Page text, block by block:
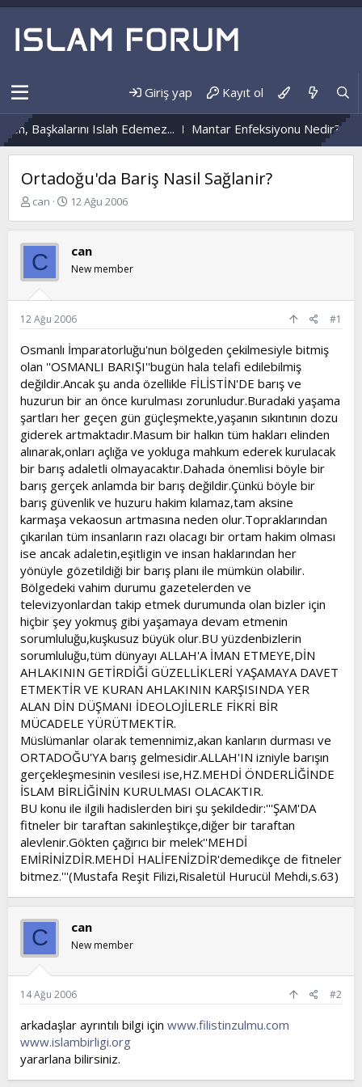
Giriş yap Kayıt ol
Başkalarını Islah Edemez... Mantar Enfeksiyonu Nedir?
Ortadoğu'da Bariş Nasil Sağlanir?
K
b
u
y
u
b
a
l
t
a
n
can
B
a
n
ı
ç
a
r
i
h
i
12 Ağu 2006
C can
New member
12 Ağu 2006 #1
Osmanlı İmparatorluğu'nun bölgeden çekilmesiyle bitmiş
olan ''OSMANLI BARIŞI''bugün hala telafi edilebilmiş
değildir.Ancak şu anda özellikle FİLİSTİN'DE barış ve
huzurun bir an önce kurulması zorunludur.Buradaki yaşama
şartları her geçen gün güçleşmekte,yaşanın sıkıntının dozu
giderek artmaktadır.Masum bir halkın tüm hakları elinden
alınarak,onları açlığa ve yokluga mahkum ederek kurulacak
bir barış adaletli olmayacaktır.Dahada önemlisi böyle bir
barış gerçek anlamda bir barış değildir.Çünkü böyle bir
barış güvenlik ve huzuru hakim kılamaz,tam aksine
karmaşa vekaosun artmasına neden olur.Topraklarından
çıkarılan tüm insanların razı olacagı bir ortam hakim olması
ise ancak adaletin,eşitligin ve insan haklarından her
yönüyle gözetildiği bir barış planı ile mümkün olabilir.
Bölgedeki vahim durumu gazetelerden ve
televizyonlardan takip etmek durumunda olan bizler için
hiçbir şey yokmuş gibi yaşamaya devam etmenin
sorumluluğu,kuşkusuz büyük olur.BU yüzdenbizlerin
sorumluluğu,tüm dünyayı ALLAH'A İMAN ETMEYE,DİN
AHLAKININ GETİRDİĞİ GÜZELLİKLERİ YAŞAMAYA DAVET
ETMEKTİR VE KURAN AHLAKININ KARŞISINDA YER
ALAN DİN DÜŞMANI İDEOLOJİLERLE FİKRİ BİR
MÜCADELE YÜRÜTMEKTİR.
Müslümanlar olarak temennimiz,akan kanların durması ve
ORTADOĞU'YA barış gelmesidir.ALLAH'IN izniyle barışın
gerçekleşmesinin vesilesi ise,HZ.MEHDİ ÖNDERLİĞİNDE
İSLAM BİRLİĞİNİN KURULMASI OLACAKTIR.
BU konu ile ilgili hadislerden biri şu şekildedir:'''ŞAM'DA
fitneler bir taraftan sakinleştikçe,diğer bir taraftan
alevlenir.Gökten çağırıcı bir melek''MEHDİ
EMİRİNİZDİR.MEHDİ HALİFENİZDİR'demedikçe de fitneler
bitmez.'''(Mustafa Reşit Filizi,Risaletül Hurucül Mehdi,s.63)
C can
New member
14 Ağu 2006 #2
arkadaşlar ayrıntılı bilgi için www.filistinzulmu.com
www.islambirligi.org
yararlana bilirsiniz.